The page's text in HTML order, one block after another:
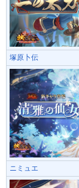
塚原卜伝
ニミュエ